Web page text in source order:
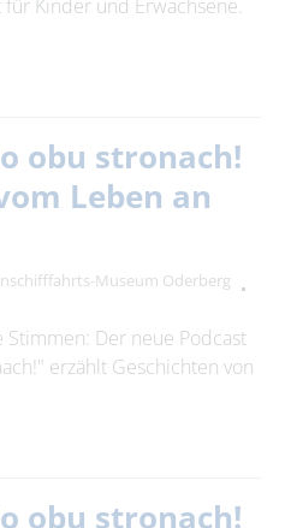
Kinder und Erwachsene.
obu stronach!
Leben an
Museum Oderberg
Stimmen: Der neue Podcast
erzählt Geschichten von
obu stronach!